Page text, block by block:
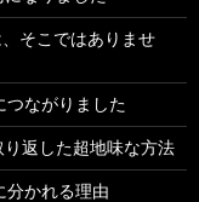
そこではありませ
つながりました
返した超地味な方法
分かれる理由